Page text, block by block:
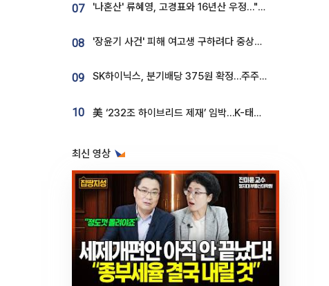
07 '나혼산' 류혜영, 고경표와 16년산 우정…"자취방서 부모님과 마주쳐"
08 '장윤기 사건' 피해 여고생 구하려다 중상…고교생 의상자 지정
09 SK하이닉스, 분기배당 375원 확정…주주환원책 9월로 앞당겨 발표
10 美 ‘232조 하이브리드 제재’ 임박…K-태양광, 불확실성 털고 날개 다나
최신 영상